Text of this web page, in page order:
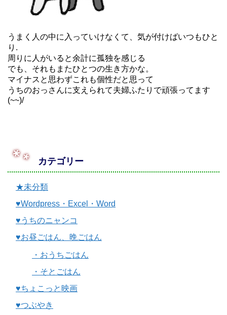
うまく人の中に入っていけなくて、気が付けばいつもひと
り.
周りに人がいると余計に孤独を感じる
でも、それもまたひとつの生き方かな。
マイナスと思わずこれも個性だと思って
うちのおっさんに支えられて夫婦ふたりで頑張ってます
(~~)/
カテゴリー
★未分類
♥Wordpress・Excel・Word
♥うちのニャンコ
♥お昼ごはん、晩ごはん
・おうちごはん
・そとごはん
♥ちょこっと映画
♥つぶやき